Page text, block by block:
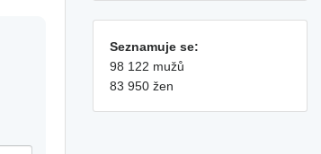
Seznamuje se:
98 122 mužů
83 950 žen